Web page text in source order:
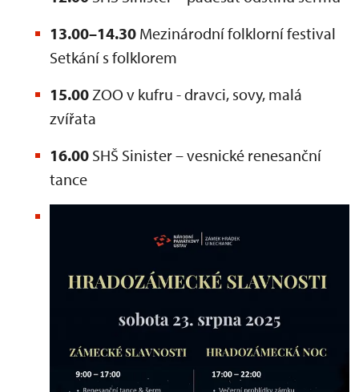
13.00–14.30 Mezinárodní folklorní festival
Setkání s folklorem
15.00ZOO v kufru - dravci, sovy, malá
zvířata
16.00 SHŠ Sinister – vesnické renesanční
tance